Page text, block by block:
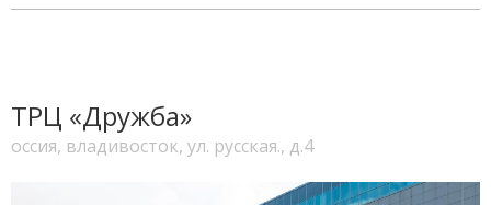
ТРЦ «Дружба»
оссия, владивосток, ул. русская., д.4